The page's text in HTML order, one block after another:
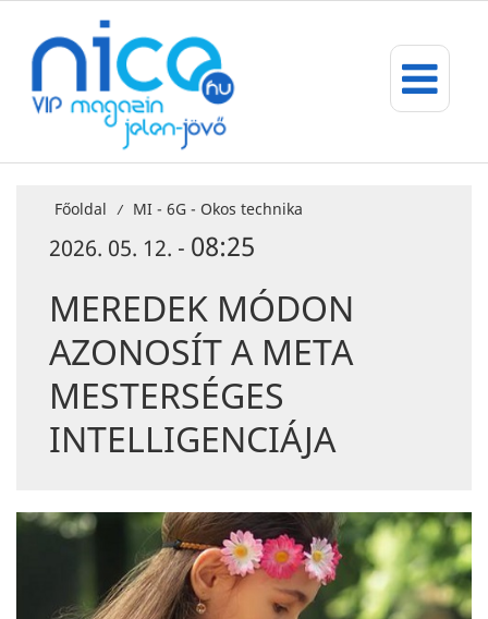
Főoldal / MI - 6G - Okos technika
2026. 05. 12. - 08:25
MEREDEK MÓDON
AZONOSÍT A META
MESTERSÉGES
INTELLIGENCIÁJA